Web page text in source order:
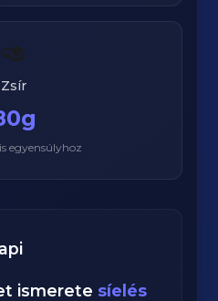
🥑
Zsír
egyensúlyhoz
ismerete síelés